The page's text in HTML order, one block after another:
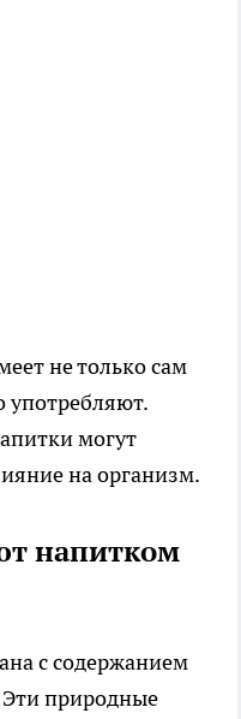
не только сам
употребляют.
могут
на организм.
напитком
с содержанием
природные